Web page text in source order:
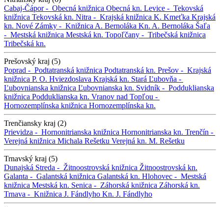
Cabaj-Čápor - Obecná knižnica Obecná kn. Levice - Tekovská
knižnica Tekovská kn. Nitra - Krajská knižnica K. Kmeťka Krajská
kn. Nové Zámky - Knižnica A. Bernoláka Kn. A. Bernoláka Šaľa
- Mestská knižnica Mestská kn. Topoľčany - Tribečská knižnica
Tribečská kn.
Prešovský kraj (5)
Poprad - Podtatranská knižnica Podtatranská kn. Prešov - Krajská
knižnica P. O. Hviezdoslava Krajská kn. Stará Ľubovňa -
Ľubovnianska knižnica Ľubovnianska kn. Svidník - Podduklianska
knižnica Podduklianska kn. Vranov nad Topľou -
Hornozemplínska knižnica Hornozemplínska kn.
Trenčiansky kraj (2)
Prievidza - Hornonitrianska knižnica Hornonitrianska kn. Trenčín -
Verejná knižnica Michala Rešetku Verejná kn. M. Rešetku
Trnavský kraj (5)
Dunajská Streda - Žitnoostrovská knižnica Žitnoostrovská kn.
Galanta - Galantská knižnica Galantská kn. Hlohovec - Mestská
knižnica Mestská kn. Senica - Záhorská knižnica Záhorská kn.
Trnava - Knižnica J. Fándlyho Kn. J. Fándlyho